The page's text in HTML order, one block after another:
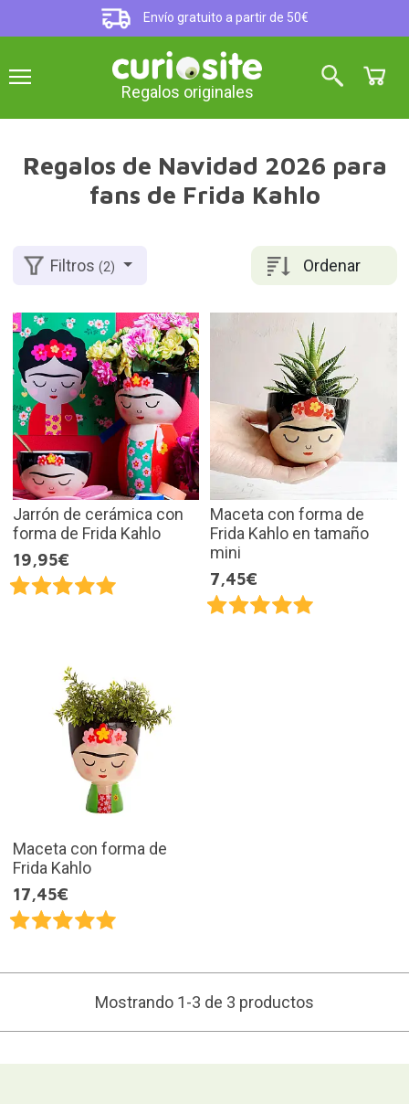
Envío gratuito a partir de 50€
Regalos originales
Regalos de Navidad 2026 para
fans de Frida Kahlo
Ordenar
Filtros(2)
Jarrón de cerámica con
forma de Frida Kahlo
19,95€
Maceta con forma de
Frida Kahlo en tamaño
mini
7,45€
Maceta con forma de
Frida Kahlo
17,45€
Mostrando 1-3 de 3 productos